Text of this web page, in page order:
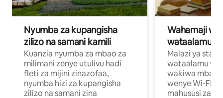
Nyumba za kupangisha
zilizo na samani kamili
Kuanzia nyumba za mbao za
milimani zenye utulivu hadi
fleti za mijini zinazofaa,
nyumba hizi za kupangisha
zilizo na samani zina
Wahamaji
wataalamu
Malazi ya
wataalamu
wakiwa mbali
wenye Wi-Fi
mahususi za